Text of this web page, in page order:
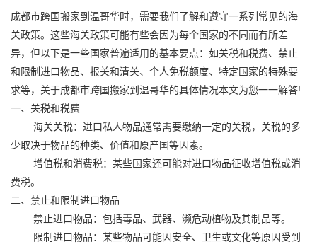
成都市跨国搬家到温哥华时，需要我们了解和遵守一系列常见的海
关政策。这些海关政策可能有些会因为每个国家的不同而有所差
异，但以下是一些国家普遍适用的基本要点：如关税和税费、禁止
和限制进口物品、报关和清关、个人免税额度、特定国家的特殊要
求等，关于成都市跨国搬家到温哥华的具体情况本文为您一一解答!
一、关税和税费
海关关税：进口私人物品通常需要缴纳一定的关税，关税的多
少取决于物品的种类、价值和原产国等因素。
增值税和消费税：某些国家还可能对进口物品征收增值税或消
费税。
二、禁止和限制进口物品
禁止进口物品：包括毒品、武器、濒危动植物及其制品等。
限制进口物品：某些物品可能因安全、卫生或文化等原因受到